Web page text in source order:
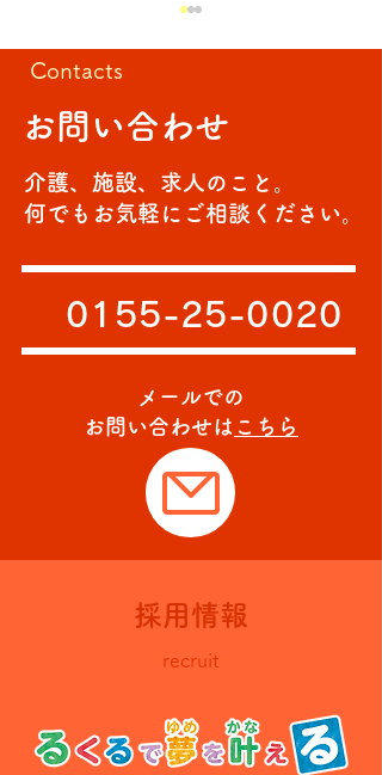
Contacts
お問い合わせ
介護、施設、求人のこと。
何でもお気軽にご相談ください。
0155-25-0020
メールでの
お問い合わせは こちら
採用情報
recruit